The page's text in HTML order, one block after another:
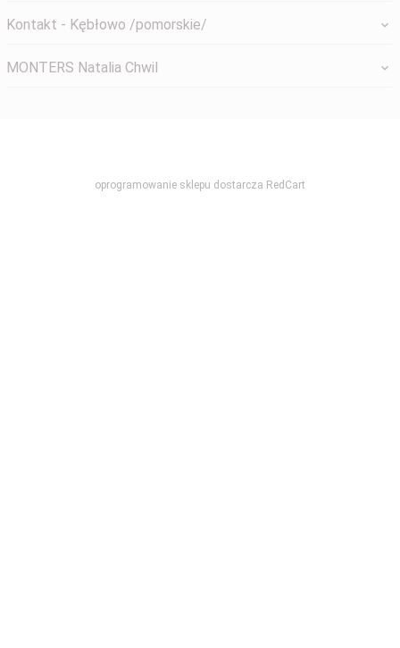
Kontakt - Kębłowo /pomorskie/
MONTERS Natalia Chwil
oprogramowanie sklepu dostarcza RedCart